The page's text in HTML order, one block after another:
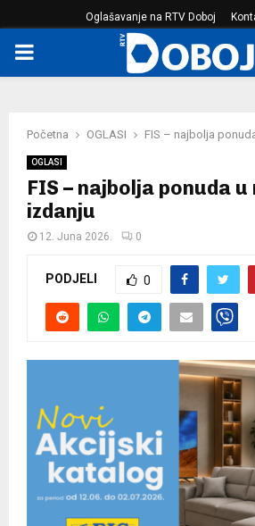
Oglašavanje na RTV Doboj
PRIMARY
Početna OGLASI FIS – najbolja
OGLASI
FIS – najbolja ponuda u
izdanju
12. Juna 2026. 0
PODJELI 0